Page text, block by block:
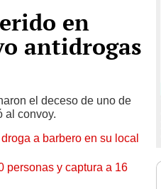
en
antidrogas
el deceso de uno de
al convoy.
a barbero en su local
personas y captura a 16